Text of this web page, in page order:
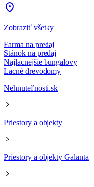
Zobraziť všetky
Farma na predaj
Stánok na predaj
Najlacnejšie bungalovy
Lacné drevodomy
Nehnuteľnosti.sk
Priestory a objekty
Priestory a objekty Galanta